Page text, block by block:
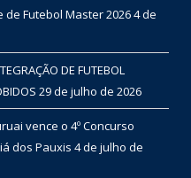
de Futebol Master 20264 de
DE FUTEBOL
29 de julho de 2026
vence o 4º Concurso
dos Pauxis 4 de julho de